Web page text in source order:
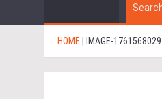
HOME IMAGE-